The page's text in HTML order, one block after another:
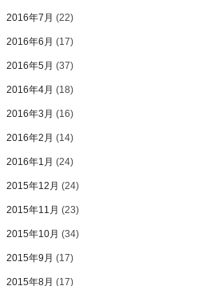
2016年7月 (22)
2016年6月 (17)
2016年5月 (37)
2016年4月 (18)
2016年3月 (16)
2016年2月 (14)
2016年1月 (24)
2015年12月 (24)
2015年11月 (23)
2015年10月 (34)
2015年9月 (17)
2015年8月 (17)